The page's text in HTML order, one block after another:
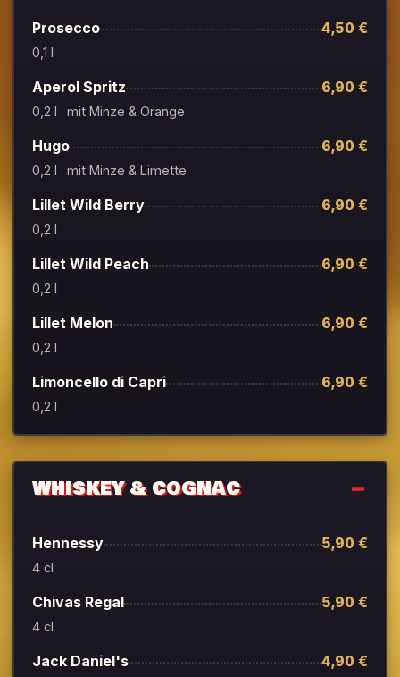
Prosecco 4,50 €
0,1 l
Aperol Spritz 6,90 €
0,2 l · mit Minze & Orange
Hugo 6,90 €
0,2 l · mit Minze & Limette
Lillet Wild Berry 6,90 €
0,2 l
Lillet Wild Peach 6,90 €
0,2 l
Lillet Melon 6,90 €
0,2 l
Limoncello di Capri 6,90 €
0,2 l
WHISKEY & COGNAC
Hennessy 5,90 €
4 cl
Chivas Regal 5,90 €
4 cl
Jack Daniel's 4,90 €